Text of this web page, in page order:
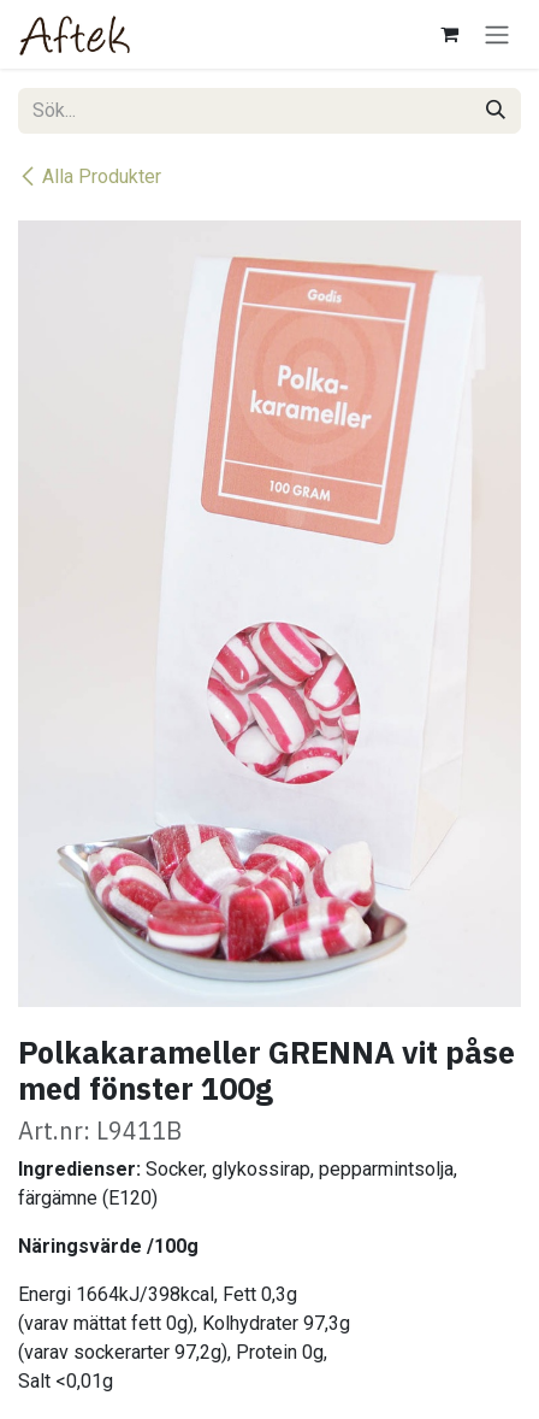
Hoppa till innehåll
Alla Produkter
Polkakarameller GRENNA vit påse
med fönster 100g
Art.nr: L9411B
Ingredienser: Socker, glykossirap, pepparmintsolja,
färgämne (E120)
Näringsvärde /100g
Energi 1664kJ/398kcal, Fett 0,3g
(varav mättat fett 0g), Kolhydrater 97,3g
(varav sockerarter 97,2g), Protein 0g,
Salt <0,01g